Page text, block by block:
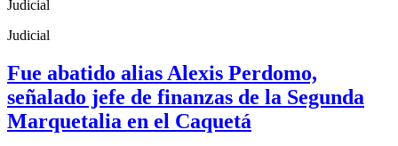
Judicial
Judicial
Fue abatido alias Alexis Perdomo,
señalado jefe de finanzas de la Segunda
Marquetalia en el Caquetá